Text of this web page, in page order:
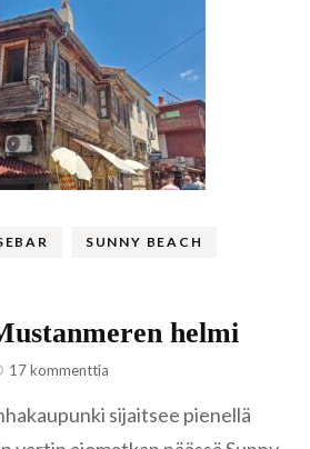
SUNNY BEACH
helmi
17 kommenttia
on
sijaitsee pienellä